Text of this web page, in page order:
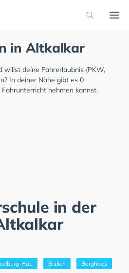
in Altkalkar
willst deine Fahrerlaubnis (PKW,
In deiner Nähe gibt es 0
nehmen kannst.
in der
Hau Bislich Borghees